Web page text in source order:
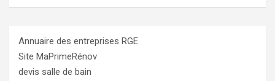
Annuaire des entreprises RGE
Site MaPrimeRénov
devis salle de bain